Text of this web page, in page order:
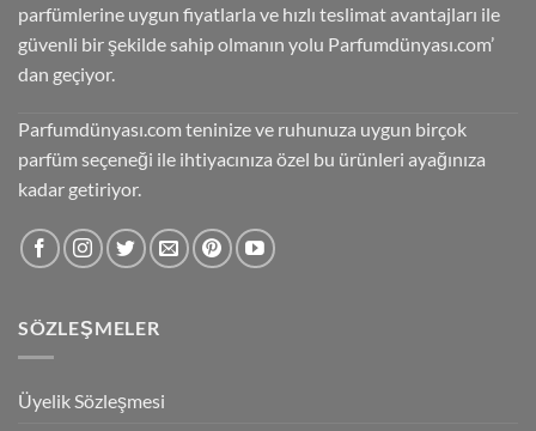
parfümlerine uygun fiyatlarla ve hızlı teslimat avantajları ile
güvenli bir şekilde sahip olmanın yolu Parfumdünyası.com’
dan geçiyor.
Parfumdünyası.com teninize ve ruhunuza uygun birçok
parfüm seçeneği ile ihtiyacınıza özel bu ürünleri ayağınıza
kadar getiriyor.
SÖZLEŞMELER
Üyelik Sözleşmesi